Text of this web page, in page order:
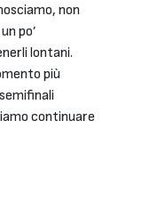
non
po’
lontani.
più
continuare